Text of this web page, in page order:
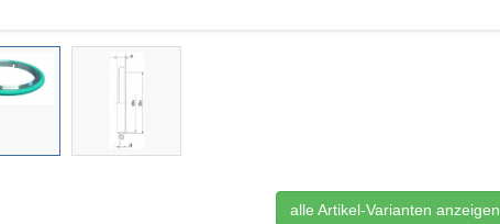
alle Artikel-Varianten anzeigen